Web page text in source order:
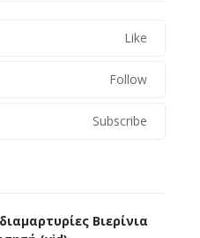
Like
Follow
Subscribe
Βιερίνια